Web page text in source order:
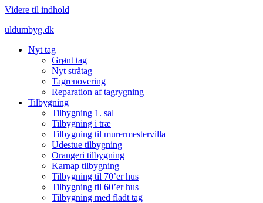
Videre til indhold
uldumbyg.dk
Nyt tag
Grønt tag
Nyt stråtag
Tagrenovering
Reparation af tagrygning
Tilbygning
Tilbygning 1. sal
Tilbygning i træ
Tilbygning til murermestervilla
Udestue tilbygning
Orangeri tilbygning
Karnap tilbygning
Tilbygning til 70’er hus
Tilbygning til 60’er hus
Tilbygning med fladt tag